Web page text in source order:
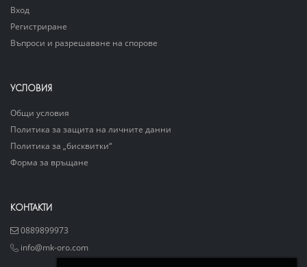
Вход
Регистриране
Въпроси и разрешаване на спорове
УСЛОВИЯ
Общи условия
Политика за защита на личните данни
Политика за „бисквитки“
Форма за връщане
КОНТАКТИ
0889899973
info@mk-oro.com